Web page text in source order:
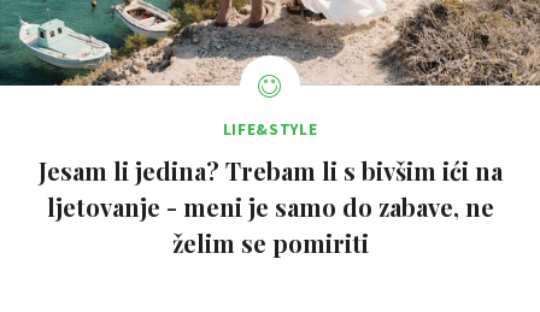
LIFE&STYLE
Jesam li jedina? Trebam li s bivšim ići na
ljetovanje - meni je samo do zabave, ne
želim se pomiriti